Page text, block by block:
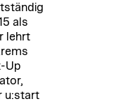
als
lehrt
Up
u:start